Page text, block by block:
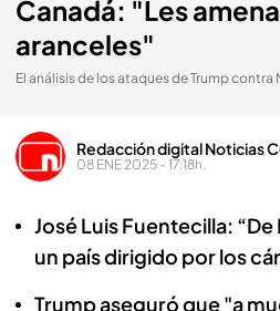
Canadá: "Les
aranceles"
El análisis de los ataques de Trump contra
Redacción digital Noticias
08 ENE 2025 - 17:18h.
José Luis Fuentecilla:
un país dirigido por los
Trump aseguró que "a